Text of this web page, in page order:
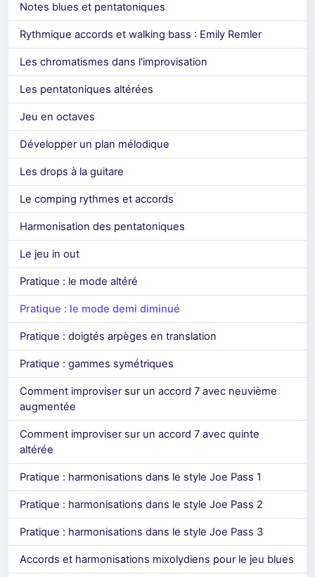
Notes blues et pentatoniques
Rythmique accords et walking bass : Emily Remler
Les chromatismes dans l'improvisation
Les pentatoniques altérées
Jeu en octaves
Développer un plan mélodique
Les drops à la guitare
Le comping rythmes et accords
Harmonisation des pentatoniques
Le jeu in out
Pratique : le mode altéré
Pratique : le mode demi diminué
Pratique : doigtés arpèges en translation
Pratique : gammes symétriques
Comment improviser sur un accord 7 avec neuvième
augmentée
Comment improviser sur un accord 7 avec quinte
altérée
Pratique : harmonisations dans le style Joe Pass 1
Pratique : harmonisations dans le style Joe Pass 2
Pratique : harmonisations dans le style Joe Pass 3
Accords et harmonisations mixolydiens pour le jeu blues